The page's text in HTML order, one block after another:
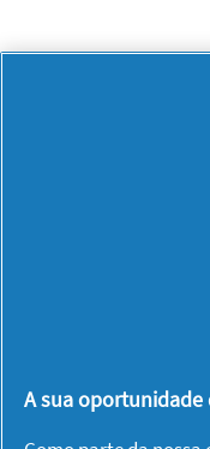
A sua oportunidade